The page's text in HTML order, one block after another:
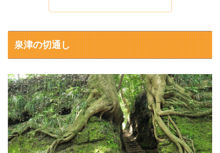
泉津の切通し